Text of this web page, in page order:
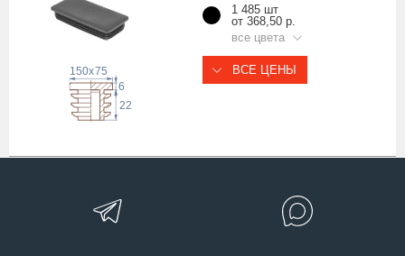
6
22
75
x
150
1 485 шт
от 368,50 р.
все цвета
ВСЕ ЦЕНЫ